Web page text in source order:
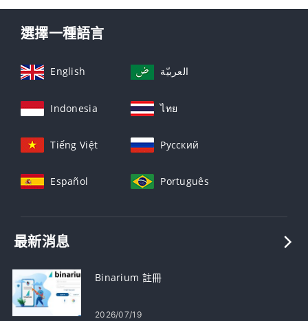
選擇一種語言
English العربيّة
Indonesia ไทย
Tiếng Việt Русский
Español Português
最新消息
Binarium 註冊
2026/07/19